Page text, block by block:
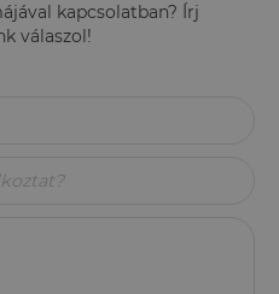
kapcsolatban? Írj
válaszol!